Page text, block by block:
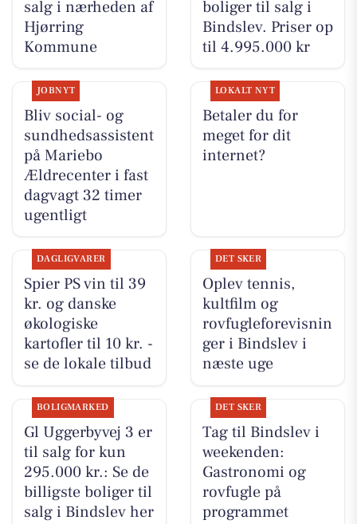
salg i nærheden af
Hjørring
Kommune
boliger til salg i
Bindslev. Priser op
til 4.995.000 kr
JOBNYT
Bliv social- og
sundhedsassistent
på Mariebo
Ældrecenter i fast
dagvagt 32 timer
ugentligt
LOKALT NYT
Betaler du for
meget for dit
internet?
DAGLIGVARER
Spier PS vin til 39
kr. og danske
økologiske
kartofler til 10 kr. -
se de lokale tilbud
DET SKER
Oplev tennis,
kultfilm og
rovfugleforevisnin
ger i Bindslev i
næste uge
BOLIGMARKED
Gl Uggerbyvej 3 er
til salg for kun
295.000 kr.: Se de
billigste boliger til
salg i Bindslev her
DET SKER
Tag til Bindslev i
weekenden:
Gastronomi og
rovfugle på
programmet